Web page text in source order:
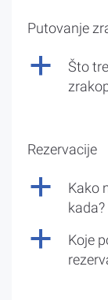
Putovanje
a
Što
Rezervacije
a
Kako
kada?
a
Koje